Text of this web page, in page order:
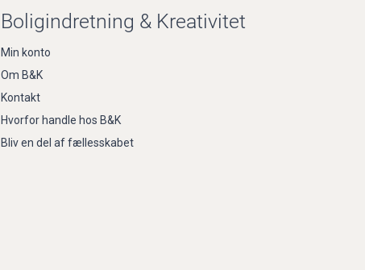
Boligindretning & Kreativitet
Min konto
Om B&K
Kontakt
Hvorfor handle hos B&K
Bliv en del af fællesskabet